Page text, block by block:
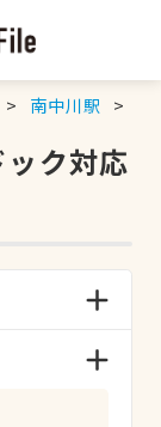
南中川駅
ク対応